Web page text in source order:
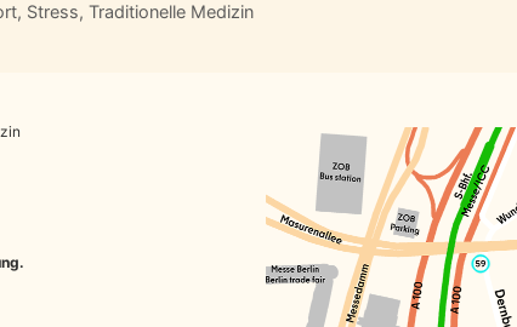
, Stress, Traditionelle Medizin